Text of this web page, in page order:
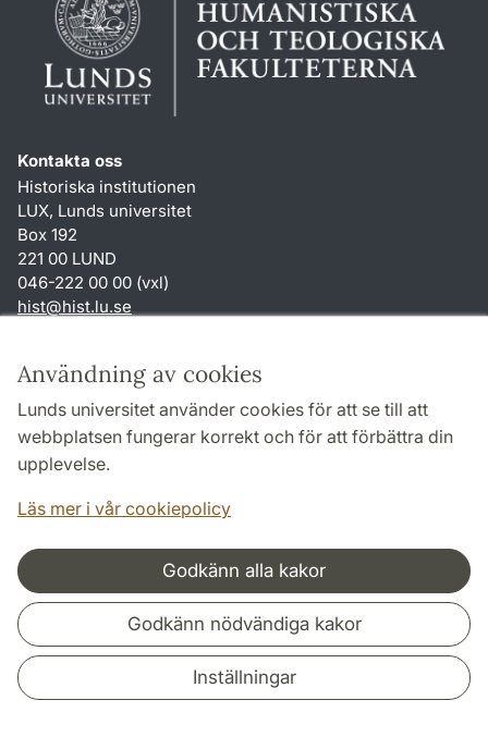
Användning av cookies
Lunds universitet använder cookies för att se till att
webbplatsen fungerar korrekt och för att förbättra din
upplevelse.
Läs mer i vår cookiepolicy
Godkänn alla kakor
Godkänn nödvändiga kakor
Inställningar
Kontakta oss
Historiska institutionen
LUX, Lunds universitet
Box 192
221 00 LUND
046-222 00 00 (vxl)
hist@hist.lu.se
Genvägar
Om webbplatsen och cookies
Behandling av personuppgifter
Tillgänglighetsredogörelse
Samarbeten och nätverk